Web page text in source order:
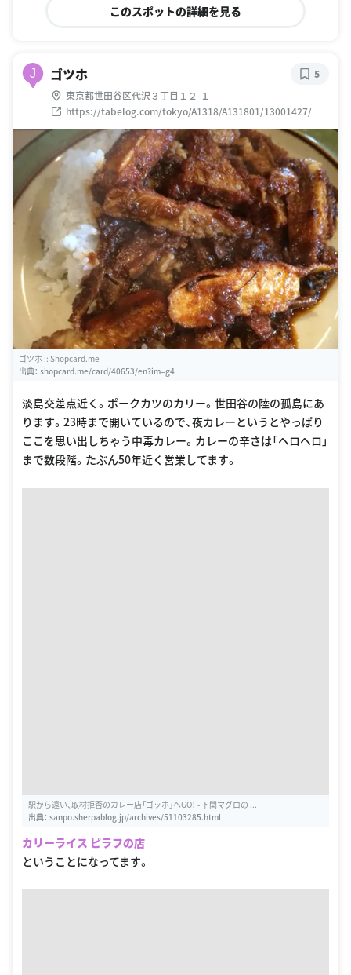
このスポットの詳細を見る
J ゴツホ
東京都世田谷区代沢３丁目１２-１
https://tabelog.com/tokyo/A1318/A131801/13001427/
5
ゴツホ :: Shopcard.me
出典： shopcard.me/card/40653/en?im=g4
淡島交差点近く。ポークカツのカリー。世田谷の陸の孤島にあ
ります。23時まで開いているので、夜カレーというとやっぱり
ここを思い出しちゃう中毒カレー。カレーの辛さは「ヘロヘロ」
まで数段階。たぶん50年近く営業してます。
駅から遠い、取材拒否のカレー店「ゴッホ」へGO！ - 下関マグロの ...
出典： sanpo.sherpablog.jp/archives/51103285.html
カリーライス ピラフの店
ということになってます。